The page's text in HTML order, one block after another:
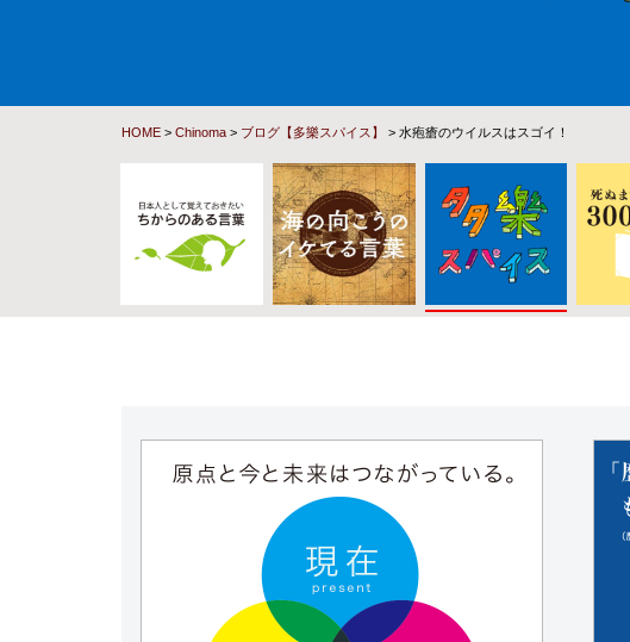
HOME > Chinoma > ブログ【多樂スパイス】 > 水疱瘡のウイルスはスゴイ！